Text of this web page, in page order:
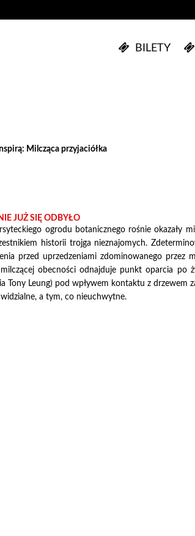
BILETY
Milcząca przyjaciółka
ogrodu botanicznego rośnie okazały
historii trojga nieznajomych.
przed uprzedzeniami zdominowanego
obecności odnajduje punkt oparcia
Tony Leung) pod wpływem kontaktu z drzewem
a tym, co nieuchwytne.
JUŻ SIĘ ODBYŁO